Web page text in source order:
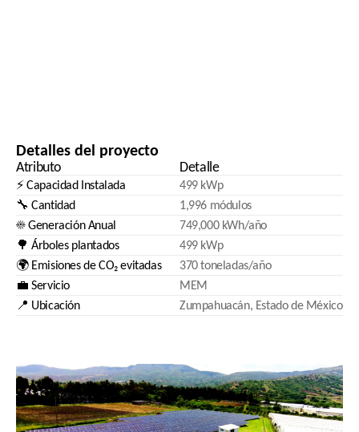
Detalles del proyecto
Atributo Detalle
⚡ Capacidad Instalada
499 kWp
🔧 Cantidad
1,996 módulos
☀️ Generación Anual
749,000 kWh/año
🌳 Árboles plantados
499 kWp
🌍 Emisiones de CO₂ evitadas
370 toneladas/año
💼 Servicio
MEM
📍 Ubicación
Zumpahuacán, Estado de México